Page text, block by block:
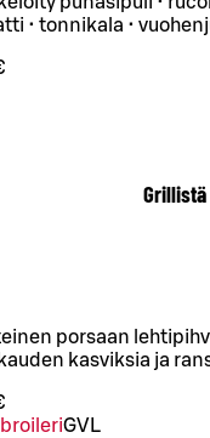
• tonnikala •
Grillistä
porsaan
kasviksia ja
GVL